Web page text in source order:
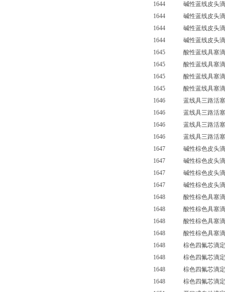
1644 碱性蓝线皮头滴
1644 碱性蓝线皮头滴
1644 碱性蓝线皮头滴
1644 碱性蓝线皮头滴
1645 酸性蓝线具塞滴
1645 酸性蓝线具塞滴
1645 酸性蓝线具塞滴
1645 酸性蓝线具塞滴
1646 蓝线具三路活塞
1646 蓝线具三路活塞
1646 蓝线具三路活塞
1646 蓝线具三路活塞
1647 碱性棕色皮头滴
1647 碱性棕色皮头滴
1647 碱性棕色皮头滴
1647 碱性棕色皮头滴
1648 酸性棕色具塞滴
1648 酸性棕色具塞滴
1648 酸性棕色具塞滴
1648 酸性棕色具塞滴
1648 棕色四氟芯滴
1648 棕色四氟芯滴
1648 棕色四氟芯滴
1648 棕色四氟芯滴